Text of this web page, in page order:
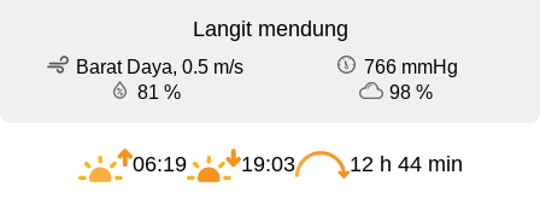
Langit mendung
Barat Daya, 0.5 m/s
766 mmHg
81 %
98 %
06:19 19:03 12 h 44 min